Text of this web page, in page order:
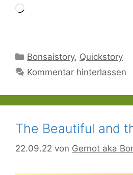
Wird
Kategorien
Bonsaistory, Quickstory
Kommentar hinterlassen
The Beautiful and
22.09.22 von Gernot aka